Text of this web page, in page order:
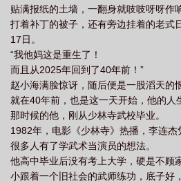
贴满报纸的土墙，一翻身就吱吱呀呀作
打着补丁的被子，还有旁边挂着的老式
17日。
“我他妈这是重生了！
而且从2025年回到了40年前！”
赵小海满脸惊讶，随后便是一股滔天的
就在40年前，也是这一天开始，他的人
那时候的他，刚从少林寺武校毕业。
1982年，电影《少林寺》热播，李连杰
很多人有了学武术当演员的想法。
他高中毕业后没有考上大学，硬是不顾
小跟着一个旧社会的武师练功，底子好